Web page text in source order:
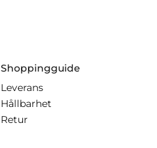
Shoppingguide
Leverans
Hållbarhet
Retur